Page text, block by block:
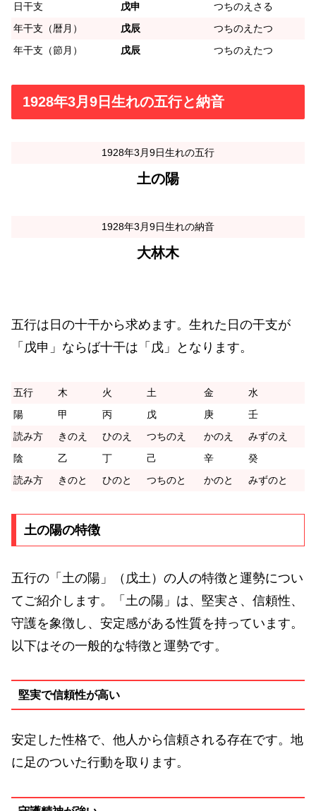
日干支
戊申
つちのえさる
年干支（暦月）
戊辰
つちのえたつ
年干支（節月）
戊辰 つちのえたつ
1928年3月9日生れの五行と納音
1928年3月9日生れの五行
土の陽
1928年3月9日生れの納音
大林木
五行は日の十干から求めます。生れた日の干支が
「戊申」ならば十干は「戊」となります。
五行 木 火 土 金
水
陽
甲 丙 戊 庚
壬
読み方
きのえ ひのえ つちのえ かのえ
みずのえ
陰
乙 丁 己 辛
癸
読み方
きのと ひのと つちのと かのと みずのと
土の陽の特徴
五行の「土の陽」（戊土）の人の特徴と運勢につい
てご紹介します。「土の陽」は、堅実さ、信頼性、
守護を象徴し、安定感がある性質を持っています。
以下はその一般的な特徴と運勢です。
堅実で信頼性が高い
安定した性格で、他人から信頼される存在です。地
に足のついた行動を取ります。